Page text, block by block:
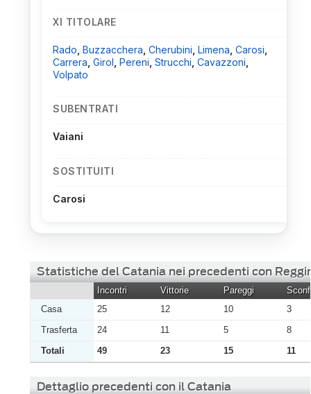
XI TITOLARE
Rado Buzzacchera Cherubini Limena Carosi
Carrera Girol Pereni Strucchi Cavazzoni
Volpato
SUBENTRATI
Vaiani
SOSTITUITI
Carosi
Statistiche del Catania nei precedenti con
Incontri Vittorie Pareggi
Casa
25 12 10
3
Trasferta
24 11 5
8
Totali
49 23 15 11
Dettaglio precedenti con il Catania